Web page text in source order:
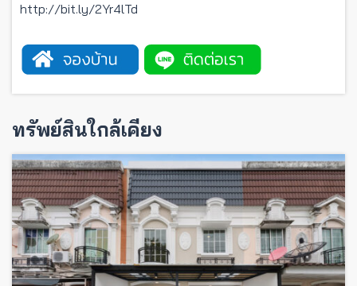
http://bit.ly/2Yr4lTd
ทรัพย์สินใกล้เคียง